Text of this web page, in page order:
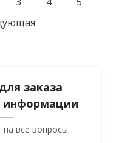
заказа
информации
все вопросы